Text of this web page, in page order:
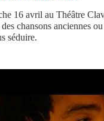
16 avril au Théâtre
chansons anciennes
séduire.